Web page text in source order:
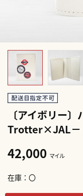
〔アイボリー
Trotter×JAL－
42,000 マイル
在庫 〇